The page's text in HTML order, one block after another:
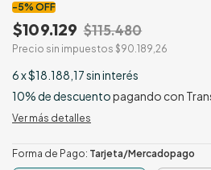
-5% OFF
$109.129 $115.480
Precio sin impuestos $90.189,26
6x$18.188,17sin interés
10% de descuentopagando con
Ver más detalles
Forma de Pago: Tarjeta/Mercadopago